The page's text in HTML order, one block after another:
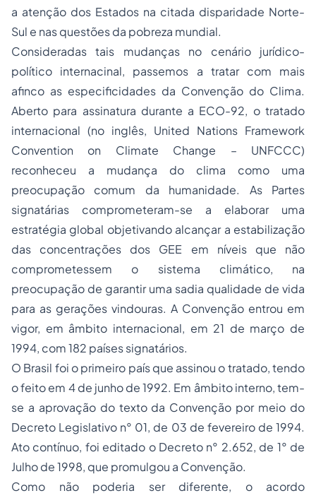
a atenção dos Estados na citada disparidade Norte-
Sul e nas questões da pobreza mundial.
Consideradas tais mudanças no cenário jurídico-
político internacinal, passemos a tratar com mais
afinco as especificidades da Convenção do Clima.
Aberto para assinatura durante a ECO-92, o tratado
internacional (no inglês, United Nations Framework
Convention on Climate Change – UNFCCC)
reconheceu a mudança do clima como uma
preocupação comum da humanidade. As Partes
signatárias comprometeram-se a elaborar uma
estratégia global objetivando alcançar a estabilização
das concentrações dos GEE em níveis que não
comprometessem o sistema climático, na
preocupação de garantir uma sadia qualidade de vida
para as gerações vindouras. A Convenção entrou em
vigor, em âmbito internacional, em 21 de março de
1994, com 182 países signatários.
O Brasil foi o primeiro país que assinou o tratado, tendo
o feito em 4 de junho de 1992. Em âmbito interno, tem-
se a aprovação do texto da Convenção por meio do
Decreto Legislativo n° 01, de 03 de fevereiro de 1994.
Ato contínuo, foi editado o Decreto n° 2.652, de 1° de
Julho de 1998, que promulgou a Convenção.
Como não poderia ser diferente, o acordo